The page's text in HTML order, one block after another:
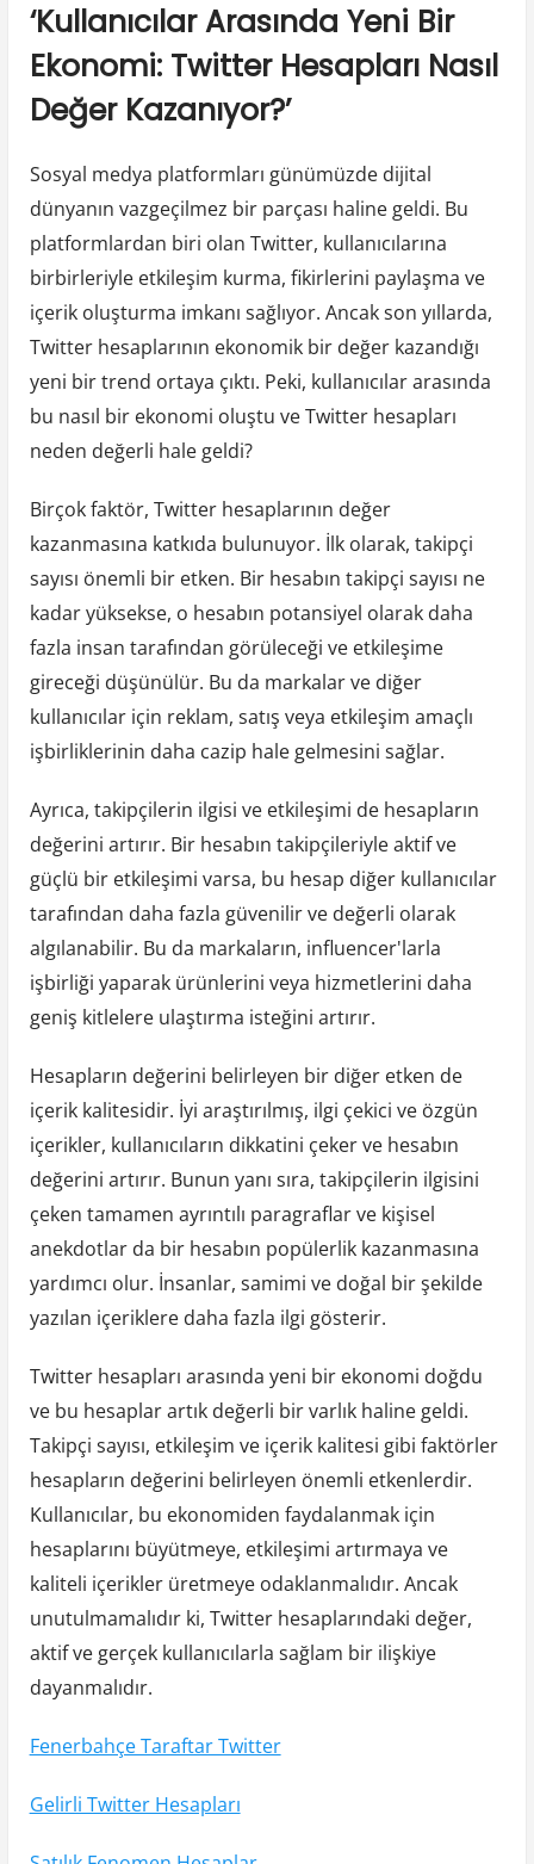
‘Kullanıcılar Arasında Yeni Bir
Ekonomi: Twitter Hesapları Nasıl
Değer Kazanıyor?’
Sosyal medya platformları günümüzde dijital
dünyanın vazgeçilmez bir parçası haline geldi. Bu
platformlardan biri olan Twitter, kullanıcılarına
birbirleriyle etkileşim kurma, fikirlerini paylaşma ve
içerik oluşturma imkanı sağlıyor. Ancak son yıllarda,
Twitter hesaplarının ekonomik bir değer kazandığı
yeni bir trend ortaya çıktı. Peki, kullanıcılar arasında
bu nasıl bir ekonomi oluştu ve Twitter hesapları
neden değerli hale geldi?
Birçok faktör, Twitter hesaplarının değer
kazanmasına katkıda bulunuyor. İlk olarak, takipçi
sayısı önemli bir etken. Bir hesabın takipçi sayısı ne
kadar yüksekse, o hesabın potansiyel olarak daha
fazla insan tarafından görüleceği ve etkileşime
gireceği düşünülür. Bu da markalar ve diğer
kullanıcılar için reklam, satış veya etkileşim amaçlı
işbirliklerinin daha cazip hale gelmesini sağlar.
Ayrıca, takipçilerin ilgisi ve etkileşimi de hesapların
değerini artırır. Bir hesabın takipçileriyle aktif ve
güçlü bir etkileşimi varsa, bu hesap diğer kullanıcılar
tarafından daha fazla güvenilir ve değerli olarak
algılanabilir. Bu da markaların, influencer'larla
işbirliği yaparak ürünlerini veya hizmetlerini daha
geniş kitlelere ulaştırma isteğini artırır.
Hesapların değerini belirleyen bir diğer etken de
içerik kalitesidir. İyi araştırılmış, ilgi çekici ve özgün
içerikler, kullanıcıların dikkatini çeker ve hesabın
değerini artırır. Bunun yanı sıra, takipçilerin ilgisini
çeken tamamen ayrıntılı paragraflar ve kişisel
anekdotlar da bir hesabın popülerlik kazanmasına
yardımcı olur. İnsanlar, samimi ve doğal bir şekilde
yazılan içeriklere daha fazla ilgi gösterir.
Twitter hesapları arasında yeni bir ekonomi doğdu
ve bu hesaplar artık değerli bir varlık haline geldi.
Takipçi sayısı, etkileşim ve içerik kalitesi gibi faktörler
hesapların değerini belirleyen önemli etkenlerdir.
Kullanıcılar, bu ekonomiden faydalanmak için
hesaplarını büyütmeye, etkileşimi artırmaya ve
kaliteli içerikler üretmeye odaklanmalıdır. Ancak
unutulmamalıdır ki, Twitter hesaplarındaki değer,
aktif ve gerçek kullanıcılarla sağlam bir ilişkiye
dayanmalıdır.
Fenerbahçe Taraftar Twitter
Gelirli Twitter Hesapları